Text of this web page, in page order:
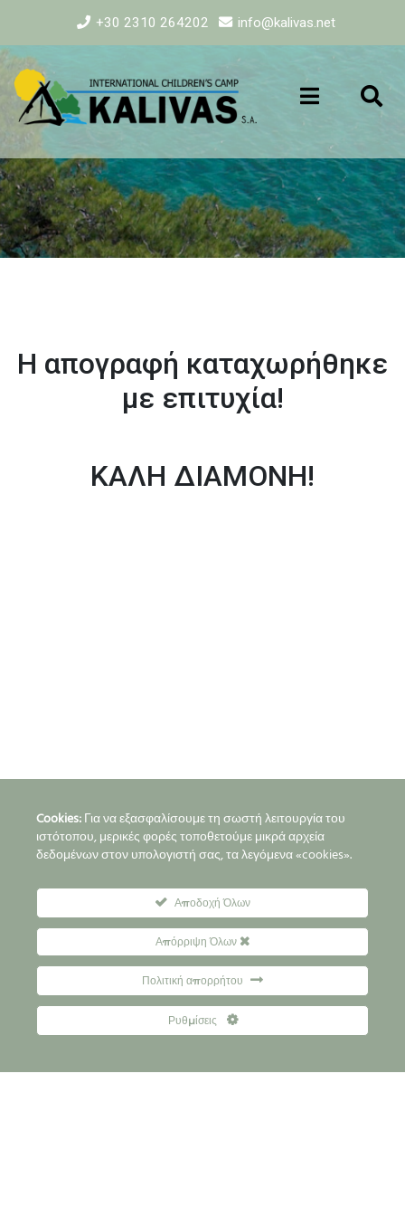
+30 2310 264202 info@kalivas.net
Η απογραφή καταχωρήθηκε
με επιτυχία!
ΚΑΛΗ ΔΙΑΜΟΝΗ!
Προκράτηση θέσης
Cookies:Για να εξασφαλίσουμε τη σωστή λειτουργία του
ιστότοπου, μερικές φορές τοποθετούμε μικρά αρχεία
δεδομένων στον υπολογιστή σας, τα λεγόμενα «cookies».
Αποδοχή Όλων
Απόρριψη Όλων
Πολιτική απορρήτου
Ρυθμίσεις